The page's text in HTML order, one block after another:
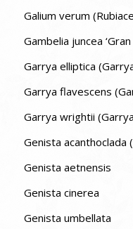
Galium verum
Gambelia juncea
Garrya elliptica
Garrya flavescens
Garrya wrightii
Genista acanthoclada
Genista aetnensis
Genista cinerea
Genista umbellata